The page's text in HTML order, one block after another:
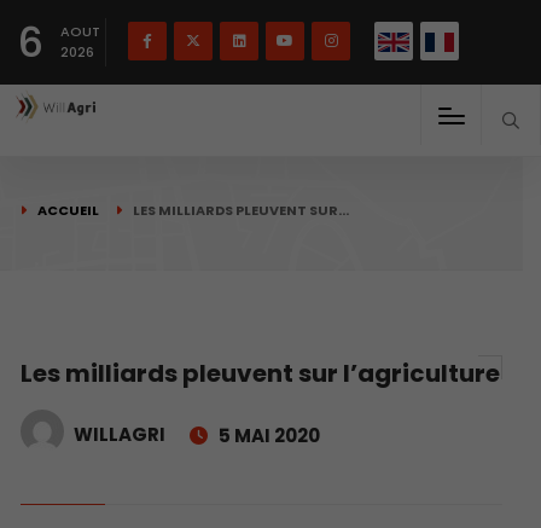
6
AOUT
2026
ACCUEIL LES MILLIARDS PLEUVENT SUR…
Les milliards pleuvent sur l’agriculture
WILLAGRI 5 MAI 2020
Français English(English)